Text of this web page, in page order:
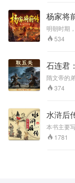
传承人；多次获得
包括中国曲艺牡丹
奖新人奖等国家级
大奖；2006年，考
表演专业，主攻评
书。跟随著名评书
表演艺术家田连元
先生学习，深得真
留校任教至今，发
表了多篇高水平论
文，参与完成中国
文联及社科联重点
策划改编
升平》、
神榜》、
斋》、《月
生收为关
席。曾受
口人民广
电视台和
口站前区
新作品有
《百年武
儿和天津
教的狠角
耍”李金鳌
奇往事。
李金鳌大
意之作。
儿给讲述
中，细品
形形色色
杨家将
明朝时期
演义》和
杨家将的
事，但是
火山王杨
继业、七
的，杨家
534
石连君
隋文帝的
献，他武
亡时他依
374
水浒后
本书主要
二位英雄
入侵的金
传》的基
历，众好
1781